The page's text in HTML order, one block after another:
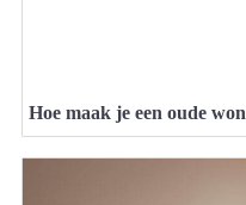
Hoe maak je een oude